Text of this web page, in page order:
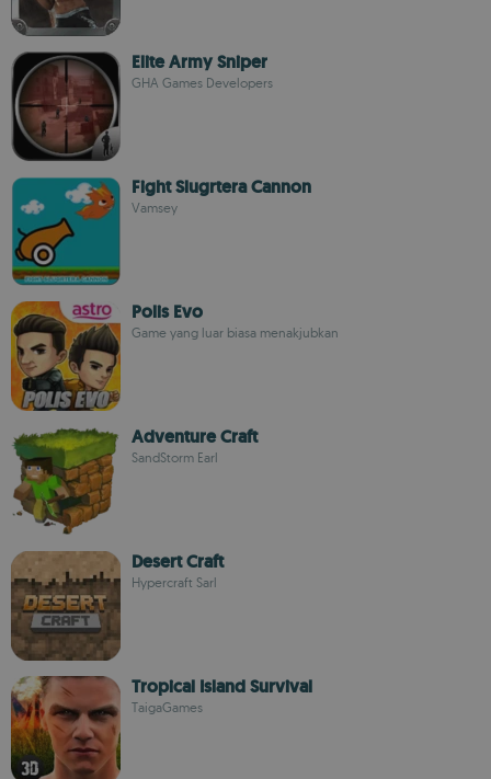
Elite Army Sniper
GHA Games Developers
Fight Slugrtera Cannon
Vamsey
Polis Evo
Game yang luar biasa menakjubkan
Adventure Craft
SandStorm Earl
Desert Craft
Hypercraft Sarl
Tropical Island Survival
TaigaGames